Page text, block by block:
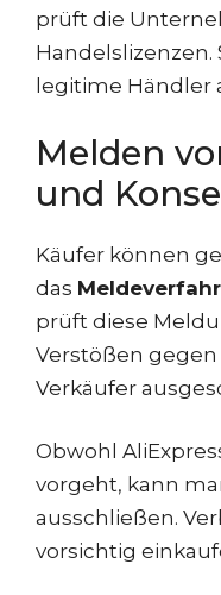
prüft die
Handelslizenzen.
legitime Händler
Melden
und
Käufer können
das
prüft diese
Verstößen gegen
Verkäufer
Obwohl
vorgeht, kann
ausschließen.
vorsichtig